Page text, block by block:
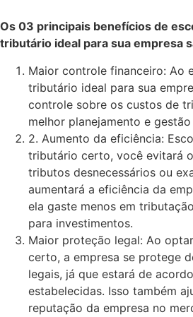
Os 03 principais benefícios de
tributário ideal para sua empresa
Maior controle financeiro: Ao
tributário ideal para sua
controle sobre os custos de
melhor planejamento e
2. Aumento da eficiência:
tributário certo, você evitará
tributos desnecessários ou
aumentará a eficiência da
ela gaste menos em
para investimentos.
Maior proteção legal: Ao
certo, a empresa se protege
legais, já que estará de
estabelecidas. Isso também
reputação da empresa no